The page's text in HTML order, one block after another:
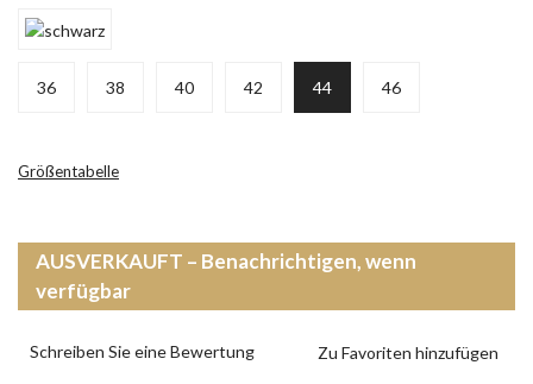
36 38 40 42 44 46
Größentabelle
AUSVERKAUFT – Benachrichtigen, wenn
verfügbar
Schreiben Sie eine Bewertung